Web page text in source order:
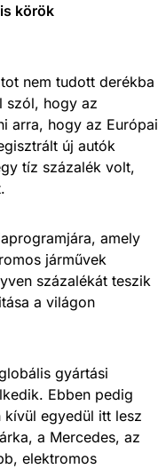
körök
nem tudott derékba
szól, hogy az
arra, hogy az Európai
új autók
tíz százalék volt,
amely
járművek
százalékát teszik
a világon
gyártási
Ebben pedig
kívül egyedül itt lesz
a Mercedes, az
elektromos